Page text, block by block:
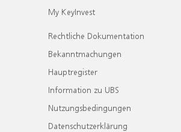
My KeyInvest
Rechtliche Dokumentation
Bekanntmachungen
Hauptregister
Information zu UBS
Nutzungsbedingungen
Datenschutzerklärung